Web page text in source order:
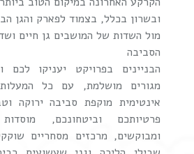
ובשרון בכלל, בצמוד לפארק והגן
מול השדות של המושבים גן חיים
הסביבה
הבניינים בפרויקט יעניקו לכם
מגורים מושלמת, עם כל
אינטימית מוקפת סביבה ירוקה
פרטיותכם וביטחונכם,
ומבוקשים, מרכזים מסחריים